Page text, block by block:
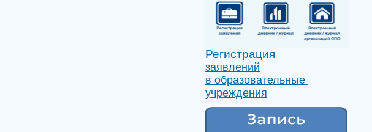
Регистрация
заявлений
в образовательные
учреждения